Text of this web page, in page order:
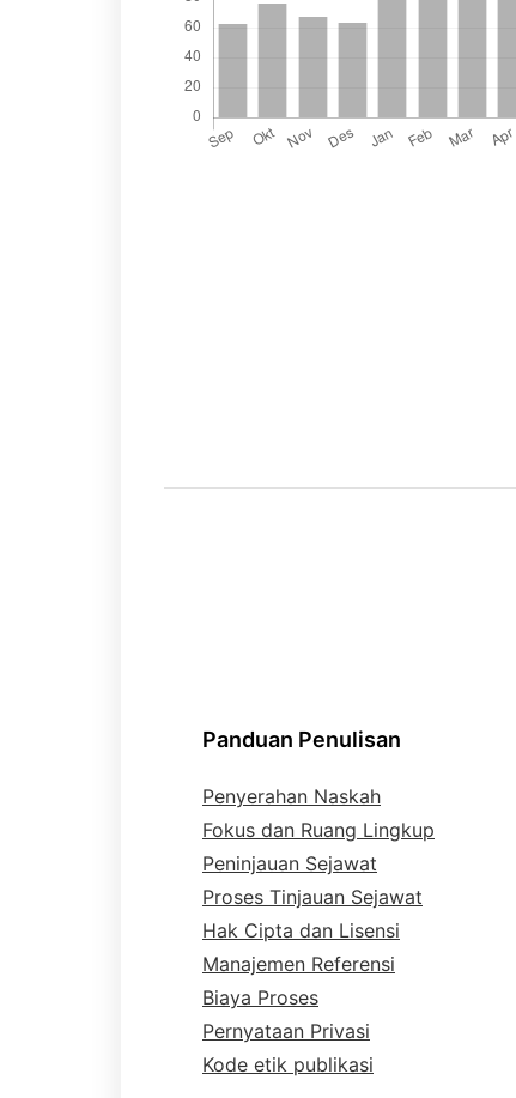
Panduan Penulisan
Penyerahan Naskah
Fokus dan Ruang Lingkup
Peninjauan Sejawat
Proses Tinjauan Sejawat
Hak Cipta dan Lisensi
Manajemen Referensi
Biaya Proses
Pernyataan Privasi
Kode etik publikasi